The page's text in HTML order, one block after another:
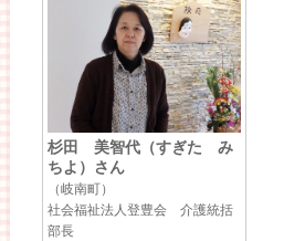
杉田 美智代（すぎた み
ちよ）さん
（岐南町）
社会福祉法人登豊会 介護統括
部長